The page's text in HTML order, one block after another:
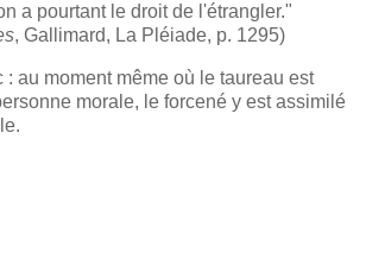
a pourtant le droit de l'étrangler."
, Gallimard, La Pléiade, p. 1295)
: au moment même où le taureau est
morale, le forcené y est assimilé